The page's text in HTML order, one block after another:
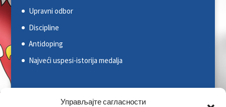
Управљајте сагласности
Upravni odbor
Discipline
Antidoping
Najveći uspesi-istorija medalja
Svetska kajakaška federacija (ICF)